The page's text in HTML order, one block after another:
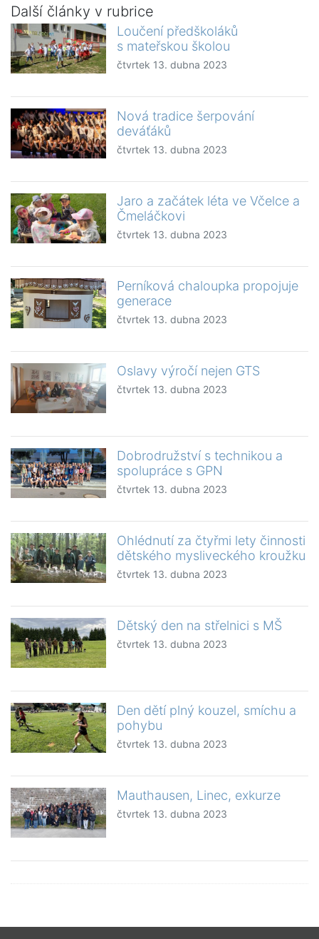
Další články v rubrice
Loučení předškoláků
s mateřskou školou
čtvrtek 13. dubna 2023
Nová tradice šerpování
deváťáků
čtvrtek 13. dubna 2023
Jaro a začátek léta ve Včelce a
Čmeláčkovi
čtvrtek 13. dubna 2023
Perníková chaloupka propojuje
generace
čtvrtek 13. dubna 2023
Oslavy výročí nejen GTS
čtvrtek 13. dubna 2023
Dobrodružství s technikou a
spolupráce s GPN
čtvrtek 13. dubna 2023
Ohlédnutí za čtyřmi lety činnosti
dětského mysliveckého kroužku
čtvrtek 13. dubna 2023
Dětský den na střelnici s MŠ
čtvrtek 13. dubna 2023
Den dětí plný kouzel, smíchu a
pohybu
čtvrtek 13. dubna 2023
Mauthausen, Linec, exkurze
čtvrtek 13. dubna 2023